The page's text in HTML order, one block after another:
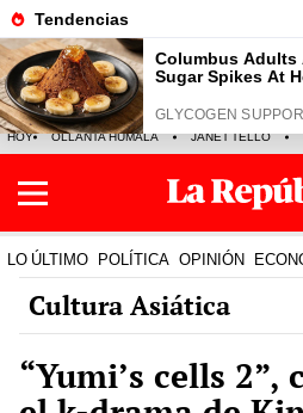
HOY OLLANTA HUMALA JANET TELLO
LO ÚLTIMO POLÍTICA OPINIÓN
Cultura Asiática
“Yumi’s cells 2”,